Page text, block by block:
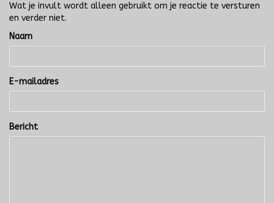
Wat je invult wordt alleen gebruikt om je reactie te versturen
en verder niet.
Naam
E-mailadres
Bericht